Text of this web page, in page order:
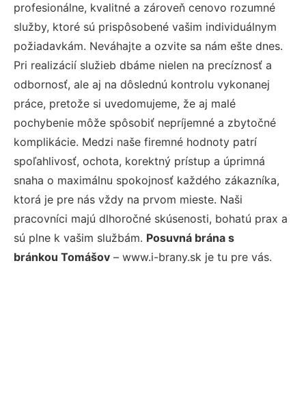
profesionálne, kvalitné a zároveň cenovo rozumné
služby, ktoré sú prispôsobené vašim individuálnym
požiadavkám. Neváhajte a ozvite sa nám ešte dnes.
Pri realizácií služieb dbáme nielen na precíznosť a
odbornosť, ale aj na dôslednú kontrolu vykonanej
práce, pretože si uvedomujeme, že aj malé
pochybenie môže spôsobiť nepríjemné a zbytočné
komplikácie. Medzi naše firemné hodnoty patrí
spoľahlivosť, ochota, korektný prístup a úprimná
snaha o maximálnu spokojnosť každého zákazníka,
ktorá je pre nás vždy na prvom mieste. Naši
pracovníci majú dlhoročné skúsenosti, bohatú prax a
sú plne k vašim službám. Posuvná brána s
bránkou Tomášov – www.i-brany.sk je tu pre vás.